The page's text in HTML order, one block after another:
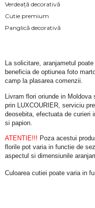
Verdeață decorativă
Cutie premium
Panglică decorativă
La solicitare, aranjametul
beneficia de optiunea foto
camp la plasarea comenzii.
Livram flori oriunde in
prin LUXCOURIER, serviciu
deosebita, efectuata de curieri
si papion.
ATENTIE!!! Poza acestui
florile pot varia in functie de
aspectul si dimensiunile
Culoarea cutiei poate varia in